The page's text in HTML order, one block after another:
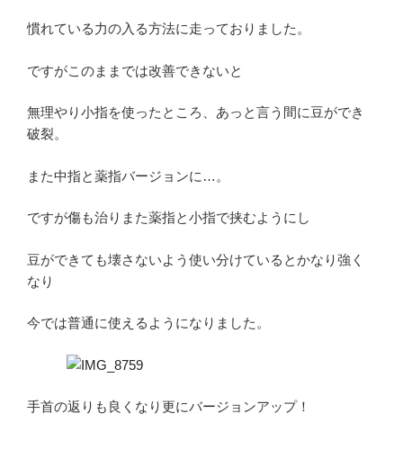
慣れている力の入る方法に走っておりました。
ですがこのままでは改善できないと
無理やり小指を使ったところ、あっと言う間に豆ができ
破裂。
また中指と薬指バージョンに…。
ですが傷も治りまた薬指と小指で挟むようにし
豆ができても壊さないよう使い分けているとかなり強く
なり
今では普通に使えるようになりました。
手首の返りも良くなり更にバージョンアップ！